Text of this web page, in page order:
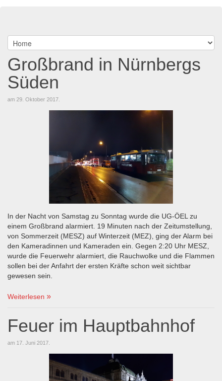
Großbrand in Nürnbergs
Süden
am 29. Oktober 2017
In der Nacht von Samstag zu Sonntag wurde die UG-ÖEL zu
einem Großbrand alarmiert. 19 Minuten nach der Zeitumstellung,
von Sommerzeit (MESZ) auf Winterzeit (MEZ), ging der Alarm bei
den Kameradinnen und Kameraden ein. Gegen 2:20 Uhr MESZ,
wurde die Feuerwehr alarmiert, die Rauchwolke und die Flammen
sollen bei der Anfahrt der ersten Kräfte schon weit sichtbar
gewesen sein.
Weiterlesen
Feuer im Hauptbahnhof
am 17. Juni 2017